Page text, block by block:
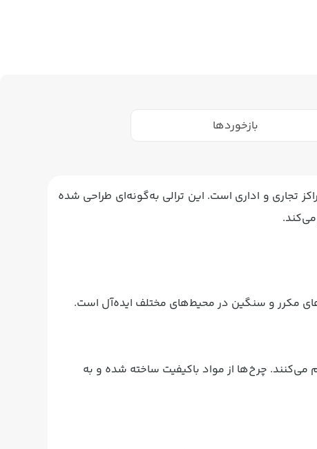
بازخوردها
تجاری و اداری است. این ترالی به‌گونه‌ای طراحی شده
می‌کند.
مکرر و سنگین در محیط‌های مختلف ایده‌آل است.
چرخ‌ها از مواد باکیفیت ساخته شده و به